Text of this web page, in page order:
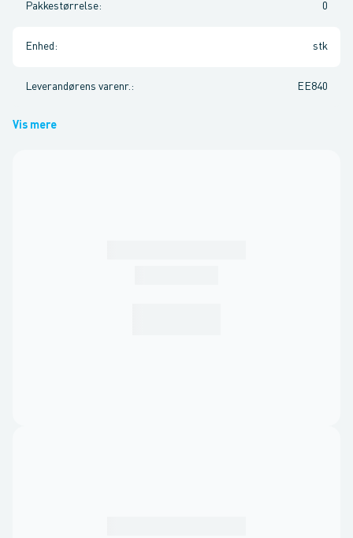
Pakkestørrelse: 0
Enhed : stk
Leverandørens varenr. : EE840
Vis mere